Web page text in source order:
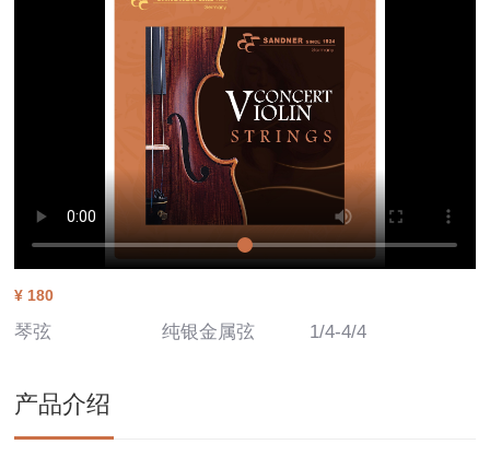
¥ 180
琴弦 纯银金属弦 1/4-4/4
产品介绍